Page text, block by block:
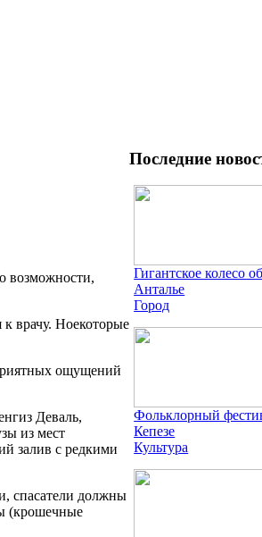
возможности,
к врачу. Ноекоторые
ощущений
Деваль,
из мест
залив с редкими
спасатели должны
(крошечные
Последние
Гигантское колесо
Анталье
Город
Фольклорный
Кепезе
Культура